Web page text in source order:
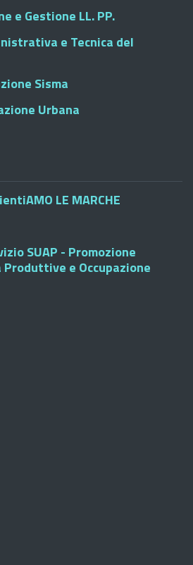
e Gestione LL. PP.
e Tecnica del
Sisma
Urbana
LE MARCHE
SUAP - Promozione
e Occupazione